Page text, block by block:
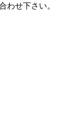
わせ下さい。